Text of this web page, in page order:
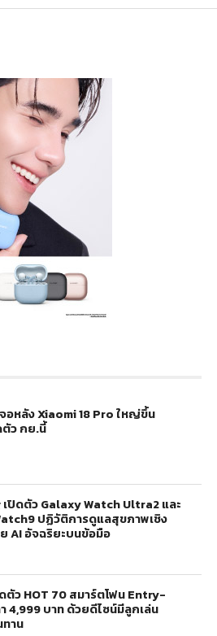
อหลัง Xiaomi 18 Pro ใหญ่ขึ้น
ตัว กย.นี้
เปิดตัว Galaxy Watch Ultra2 และ
ปฏิวัติการดูแลสุขภาพเชิง
AI อัจฉริยะบนข้อมือ
ตัว HOT 70 สมาร์ตโฟน Entry-
4,999 บาท ด้วยดีไซน์มีลูกเล่น
ทาน